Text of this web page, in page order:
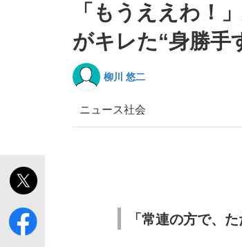
「敗因分析は一切聞かれな
「目標達成できなかった
キングの誕生を、目撃せよ。
the Style
「もうええわ！
がキレた“身勝
柳川 悠二
ニュース社会
「常連の方で、